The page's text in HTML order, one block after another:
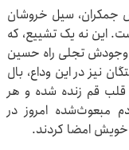
جمکران، سیل خروشان
این نه یک تشییع، که
وجودش تجلی راه حسین
نیز در این وداع، بال
قلب قم زنده شده و هر
مبعوث‌شده امروز در
خویش امضا کردند.